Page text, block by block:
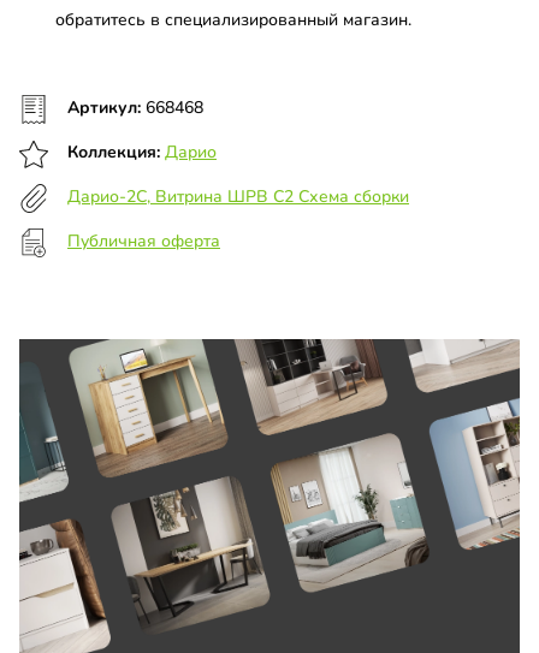
обратитесь в специализированный магазин.
Артикул: 668468
Коллекция: Дарио
Дарио-2С, Витрина ШРВ С2 Схема сборки
Публичная оферта